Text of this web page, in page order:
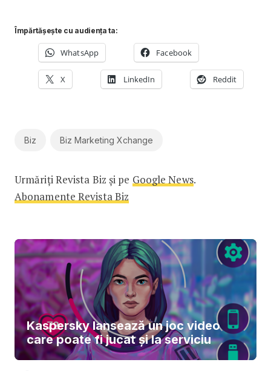
Împărtășește cu audiența ta:
WhatsApp Facebook
X LinkedIn Reddit
Biz Biz Marketing Xchange
Urmăriți Revista Biz și pe Google News.
Abonamente Revista Biz
Kaspersky lansează un joc video
care poate fi jucat și la serviciu